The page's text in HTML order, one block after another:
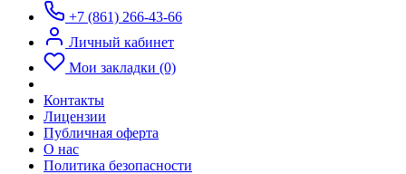
+7 (861) 266-43-66
Личный кабинет
Мои закладки (0)
Контакты
Лицензии
Публичная оферта
О нас
Политика безопасности